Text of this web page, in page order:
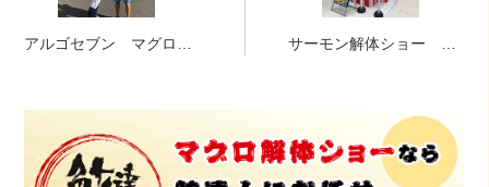
アルゴセブン マグロの
焼き
サーモン解体ショー 集